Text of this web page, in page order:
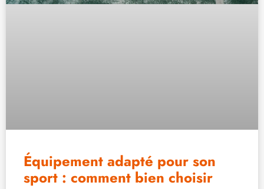
Équipement adapté pour son
sport : comment bien choisir